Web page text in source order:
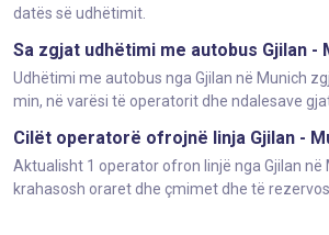
datës së udhëtimit.
Sa zgjat udhëtimi me autobus Gjilan -
Udhëtimi me autobus nga Gjilan në Munich
min, në varësi të operatorit dhe ndalesave
Cilët operatorë ofrojnë linja Gjilan -
Aktualisht 1 operator ofron linjë nga Gjilan në
krahasosh oraret dhe çmimet dhe të